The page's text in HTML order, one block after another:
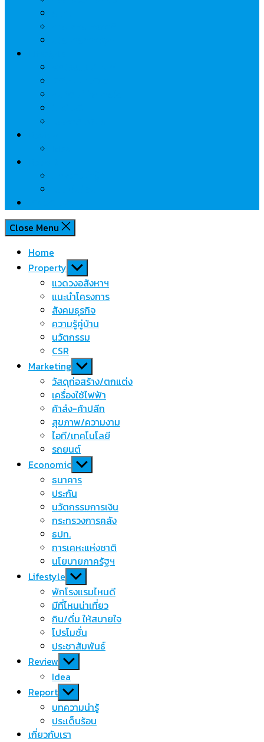
Close Menu
Home
Property Show
sub
menu
แวดวงอสังหาฯ
แนะนำโครงการ
สังคมธุรกิจ
ความรู้คู่บ้าน
นวัตกรรม
CSR
Marketing Show
sub
menu
วัสดุก่อสร้าง/ตกแต่ง
เครื่องใช้ไฟฟ้า
ค้าส่ง-ค้าปลีก
สุขภาพ/ความงาม
ไอที/เทคโนโลยี
รถยนต์
Economic Show
sub
menu
ธนาคาร
ประกัน
นวัตกรรมการเงิน
กระทรวงการคลัง
ธปท.
การเคหะแห่งชาติ
นโยบายภาครัฐฯ
Lifestyle Show
sub
menu
พักโรงแรมไหนดี
มีที่ไหนน่าเที่ยว
กิน/ดื่ม ให้สบายใจ
โปรโมชั่น
ประชาสัมพันธ์
Review Show
sub
menu
Idea
Report Show
sub
menu
บทความน่ารู้
ประเด็นร้อน
เกี่ยวกับเรา